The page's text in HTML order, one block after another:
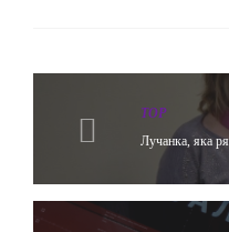
TOP
Лучанка, яка